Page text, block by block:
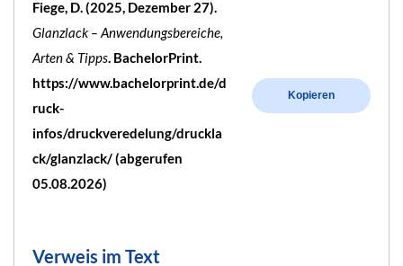
Fiege, D. (2025, Dezember 27).
Glanzlack – Anwendungsbereiche,
Arten & Tipps. BachelorPrint.
https://www.bachelorprint.de/d
ruck-
infos/druckveredelung/druckla
ck/glanzlack/ (abgerufen
05.08.2026)
Kopieren
Verweis im Text